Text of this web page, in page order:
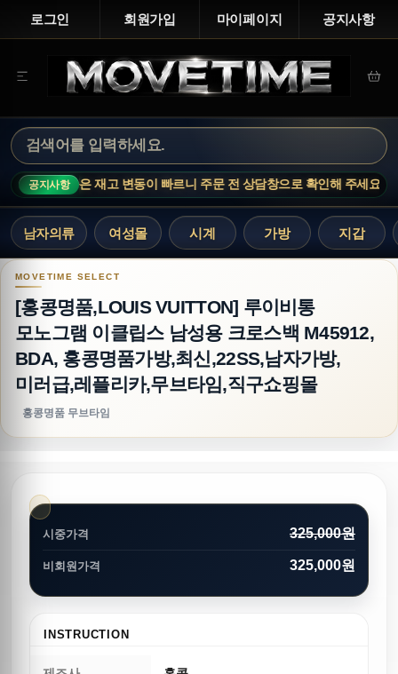
로그인 회원가입 마이페이지 공지사항
공지사항
은 재고 변동이 빠르니 주문 전 상담창으로 확인해 주세요.
남자의류 여성몰 시계 가방 지갑
[홍콩명품,LOUIS VUITTON] 루이비통 모노그램
[홍콩명품,LOUIS VUITTON] 루이비통
모노그램 이클립스 남성용 크로스백 M45912,
BDA, 홍콩명품가방,최신,22SS,남자가방,
미러급,레플리카,무브타임,직구쇼핑몰
홍콩명품 무브타임
시중가격 325,000원
비회원가격 325,000원
INSTRUCTION